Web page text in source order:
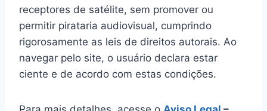
receptores de satélite, sem promover ou
permitir pirataria audiovisual, cumprindo
rigorosamente as leis de direitos autorais. Ao
navegar pelo site, o usuário declara estar
ciente e de acordo com estas condições.